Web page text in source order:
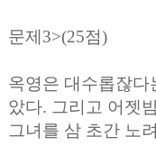
문제3>(25점)
옥영은 대수롭잖
았다. 그리고 어젯
그녀를 삼 초간 노